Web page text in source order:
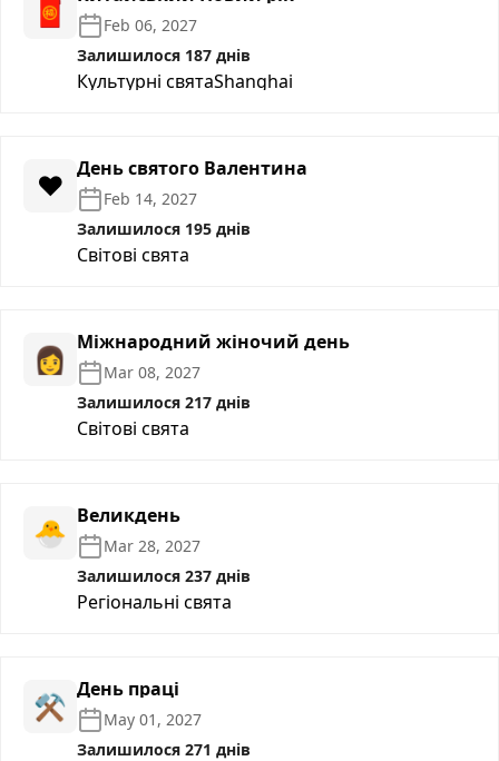
🧧
Feb 06, 2027
Залишилося 187 днів
Культурні святаShanghai
❤️ День святого Валентина
Feb 14, 2027
Залишилося 195 днів
Світові свята
👩 Міжнародний жіночий день
Mar 08, 2027
Залишилося 217 днів
Світові свята
🐣 Великдень
Mar 28, 2027
Залишилося 237 днів
Регіональні свята
⚒️ День праці
May 01, 2027
Залишилося 271 днів